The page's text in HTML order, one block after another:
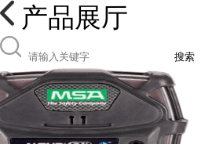
产品展厅
搜索